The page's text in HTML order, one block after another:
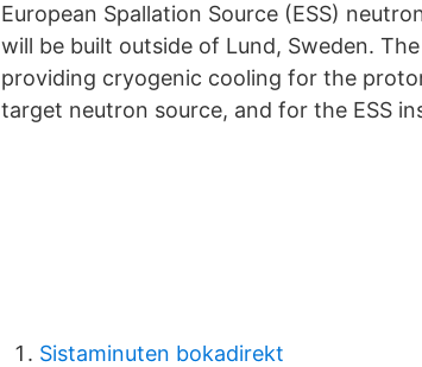
European Spallation Source (ESS)
will be built outside of Lund, Sweden.
providing cryogenic cooling for the
target neutron source, and for the ESS
Sistaminuten bokadirekt